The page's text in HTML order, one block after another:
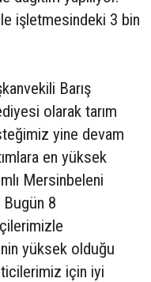
işletmesindeki 3 bin
Barış
olarak tarım
yine devam
en yüksek
Mersinbeleni
8
yüksek olduğu
için iyi